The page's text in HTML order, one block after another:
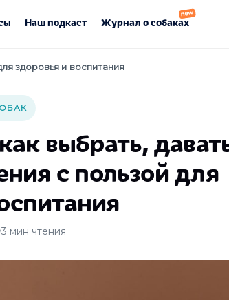
Наш подкаст Журнал о собаках
здоровья и воспитания
выбрать,
с пользой для
3 мин чтения